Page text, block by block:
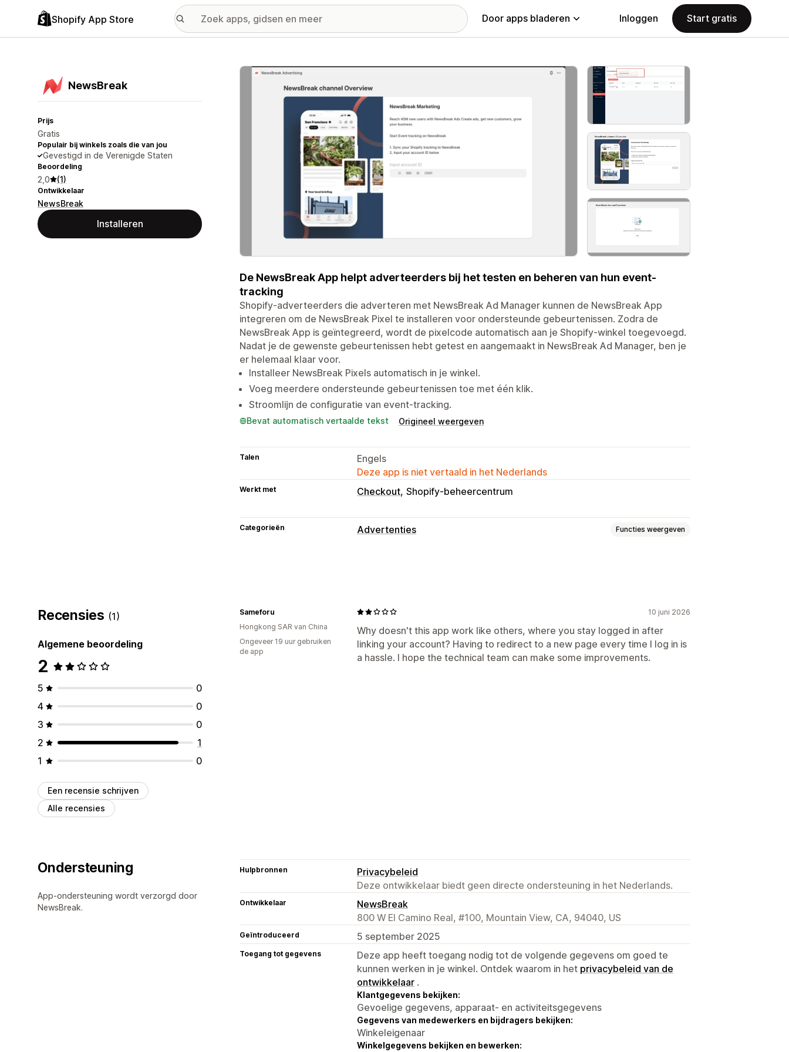
Shopify App Store Door apps bladeren Inloggen Start gratis
NewsBreak
Prijs
Gratis
Populair bij winkels zoals die van jou
Gevestigd in de Verenigde Staten
Beoordeling
2,0 (1)
Ontwikkelaar
NewsBreak
Installeren
Galerij met uitgelichte afbeeldingen
De NewsBreak App helpt adverteerders bij het testen en beheren van hun event-
tracking
Shopify-adverteerders die adverteren met NewsBreak Ad Manager kunnen de NewsBreak App
integreren om de NewsBreak Pixel te installeren voor ondersteunde gebeurtenissen. Zodra de
NewsBreak App is geïntegreerd, wordt de pixelcode automatisch aan je Shopify-winkel toegevoegd.
Nadat je de gewenste gebeurtenissen hebt getest en aangemaakt in NewsBreak Ad Manager, ben je
er helemaal klaar voor.
Installeer NewsBreak Pixels automatisch in je winkel.
Voeg meerdere ondersteunde gebeurtenissen toe met één klik.
Stroomlijn de configuratie van event-tracking.
Bevat automatisch vertaalde tekst Origineel weergeven
Talen
Engels
Deze app is niet vertaald in het Nederlands
Werkt met Checkout Shopify-beheercentrum
Categorieën Advertenties Functies weergeven
Pixelbeheer
Prestatie-analytics
ROI-analyse Doorklikpercentages
Conversietracking
Recensies (1)
Algemene beoordeling
2
5
0
4
0
3
0
2
1
1
0
Een recensie schrijven
Alle recensies
10 juni 2026
Why doesn't this app work like others, where you stay logged in after
linking your account? Having to redirect to a new page every time I log in is
a hassle. I hope the technical team can make some improvements.
Sameforu
Hongkong SAR van China
Ongeveer 19 uur gebruiken
de app
Ondersteuning
App-ondersteuning wordt verzorgd door
NewsBreak.
Hulpbronnen
Privacybeleid
Deze ontwikkelaar biedt geen directe ondersteuning in het Nederlands.
Ontwikkelaar
NewsBreak
800 W El Camino Real, #100, Mountain View, CA, 94040, US
Geïntroduceerd 5 september 2025
Toegang tot gegevens
Deze app heeft toegang nodig tot de volgende gegevens om goed te
kunnen werken in je winkel. Ontdek waarom in het privacybeleid van de
ontwikkelaar .
Klantgegevens bekijken:
Gevoelige gegevens, apparaat- en activiteitsgegevens
Gegevens van medewerkers en bijdragers bekijken:
Winkeleigenaar
Winkelgegevens bekijken en bewerken: